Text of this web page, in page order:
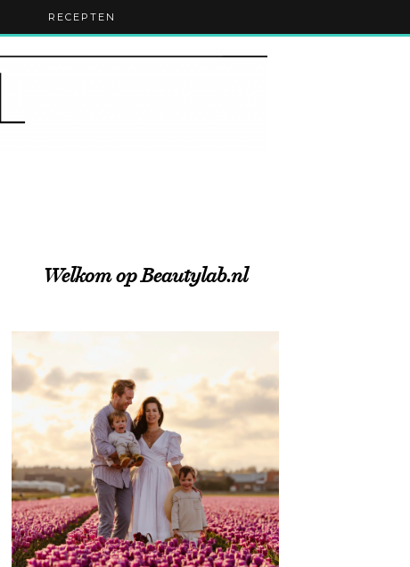
RECEPTEN
Welkom op Beautylab.nl